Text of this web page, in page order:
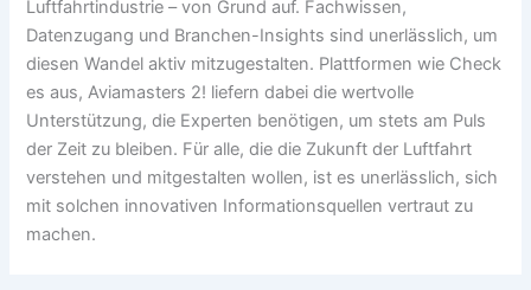
Luftfahrtindustrie – von Grund auf. Fachwissen,
Datenzugang und Branchen-Insights sind unerlässlich, um
diesen Wandel aktiv mitzugestalten. Plattformen wie Check
es aus, Aviamasters 2! liefern dabei die wertvolle
Unterstützung, die Experten benötigen, um stets am Puls
der Zeit zu bleiben. Für alle, die die Zukunft der Luftfahrt
verstehen und mitgestalten wollen, ist es unerlässlich, sich
mit solchen innovativen Informationsquellen vertraut zu
machen.